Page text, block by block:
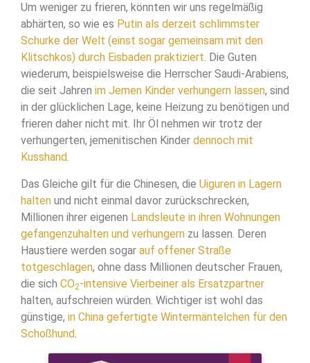
Um weniger zu frieren, könnten wir uns regelmäßig
abhärten, so wie es Putin als derzeit schlimmster
Schurke der Welt (einst sogar gemeinsam mit den
Klitschkos) durch Eisbaden praktiziert. Die Guten
wiederum, beispielsweise die Herrscher Saudi-Arabiens,
die seit Jahren im Jemen Kinder verhungern lassen, sind
in der glücklichen Lage, keine Heizung zu benötigen und
frieren daher nicht mit. Ihr Öl nehmen wir trotz der
verhungerten, jemenitischen Kinder dennoch mit
Kusshand.
Das Gleiche gilt für die Chinesen, die Uiguren in Lagern
halten und nicht einmal davor zurückschrecken,
Millionen ihrer eigenen Landsleute in ihren Wohnungen
gefangenzuhalten und verhungern zu lassen. Deren
Haustiere werden sogar auf offener Straße
totgeschlagen, ohne dass Millionen deutscher Frauen,
die sich CO2-intensive Vierbeiner als Ersatzpartner
halten, aufschreien würden. Wichtiger ist wohl das
günstige, in China gefertigte Wintermäntelchen für den
Schoßhund